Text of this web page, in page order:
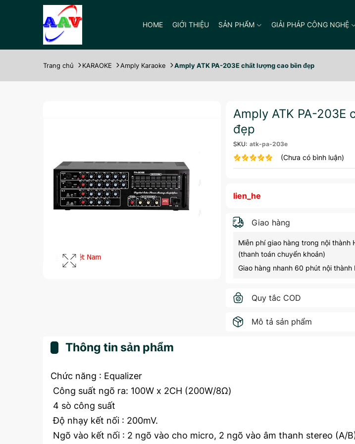
HOME GIỚI THIỆU SẢN PHẨM GIẢI PHÁP CÔNG NGHỆ
Trang chủ KARAOKE Amply Karaoke Amply ATK PA-203E chất lượng cao bền đẹp
Amply ATK PA-203E
đẹp
SKU: atk-pa-203e
(Chưa có bình luận)
lien_he
Giao hàng
Miễn phí giao hàng trong nội thành
(thanh toán chuyển khoản)
Giao hàng nhanh 60 phút nội thành
Quy tắc COD
Mô tả sản phẩm
Thông tin sản phẩm
Chức năng : Equalizer
Công suất ngõ ra: 100W x 2CH (200W/8Ω)
4 sò công suất
Độ nhạy kết nối : 200mV.
Ngõ vào kết nối : 2 ngõ vào cho micro, 2 ngõ vào âm thanh stereo (A/